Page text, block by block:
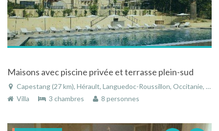
Maisons avec piscine privée et terrasse plein-sud
Capestang (27 km), Hérault, Languedoc-Roussillon, Occitanie, France
Villa
3 chambres 8 personnes